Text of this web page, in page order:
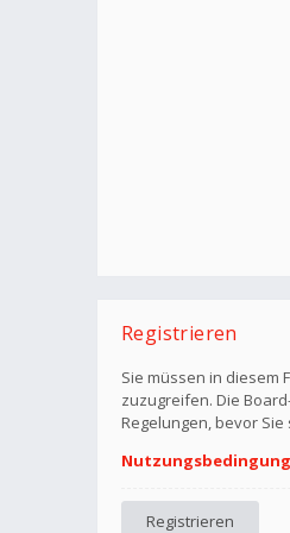
Registrieren
Sie müssen in diesem
zuzugreifen. Die
Regelungen, bevor
Registrieren